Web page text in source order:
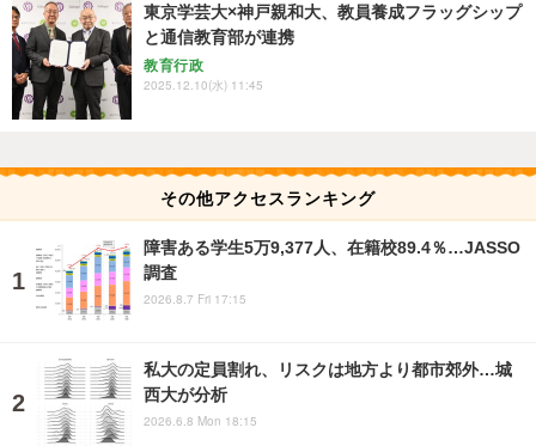
東京学芸大×神戸親和大、教員養成フラッグシップ
と通信教育部が連携
教育行政
2025.12.10(水) 11:45
その他アクセスランキング
障害ある学生5万9,377人、在籍校89.4％…JASSO
調査
2026.8.7 Fri 17:15
私大の定員割れ、リスクは地方より都市郊外…城
西大が分析
2026.6.8 Mon 18:15